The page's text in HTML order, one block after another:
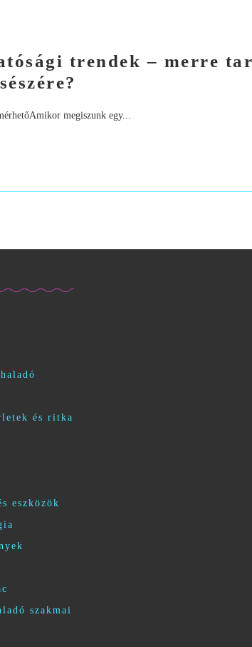
trendek – merre
megiszunk egy...
és ritka
eszközök
szakmai